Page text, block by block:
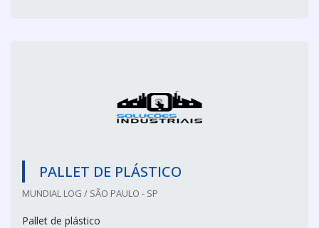
PALLET DE PLÁSTICO
MUNDIAL LOG / SÃO PAULO - SP
Pallet de plástico